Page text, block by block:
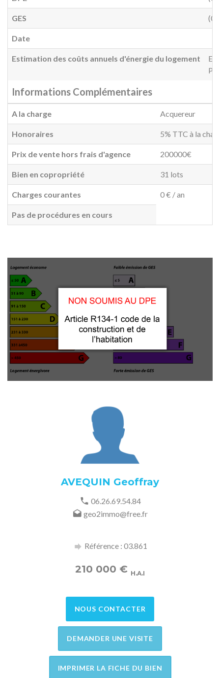
GES (0)
Date
Estimation des coûts annuels d'énergie du logement
Informations Complémentaires
A la charge Acquereur
Honoraires 5% TTC à la
Prix de vente hors frais d'agence 200000€
Bien en copropriété 31 lots
Charges courantes 0 € / an
Pas de procédures en cours
AVEQUIN Geoffray
06.26.69.54.84
geo2immo@free.fr
Référence : 03.861
210 000 € H.A.I
NOUS CONTACTER
DEMANDER UNE VISITE
IMPRIMER LA FICHE DU BIEN